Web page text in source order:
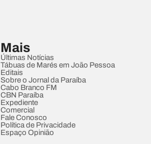
Mais
Últimas Notícias
Tábuas de Marés em João Pessoa
Editais
Sobre o Jornal da Paraíba
Cabo Branco FM
CBN Paraíba
Expediente
Comercial
Fale Conosco
Política de Privacidade
Espaço Opinião